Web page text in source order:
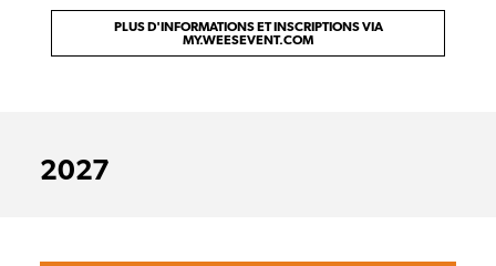
PLUS D'INFORMATIONS ET INSCRIPTIONS VIA
MY.WEESEVENT.COM
2027